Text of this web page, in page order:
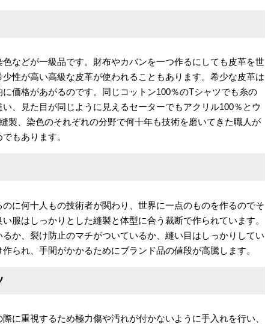
などが一級品です。財布やカバンを一つ作るにしても皮革を世
性が高い高級な皮革が使われることもあります。希少な皮革は
価格があがるのです。同じコットン100％のTシャツでも糸の
、見た目が同じように見えるセーターでもアクリル100％とウ
製、染色のそれぞれの分野で何十年も技術を磨いてきた職人が
もあります。
に何十人もの技術者が関わり、世界に一点のものを作るのでそ
服はしっかりとした縫製と体型に合う裁断で作られています。
か、裂け防止のマチがついているか、縫い目はしっかりしてい
られ、手間がかかるためにブランド品の値段が高騰します。
に重視するため極力傷や汚れが付かないように手入れを行い、